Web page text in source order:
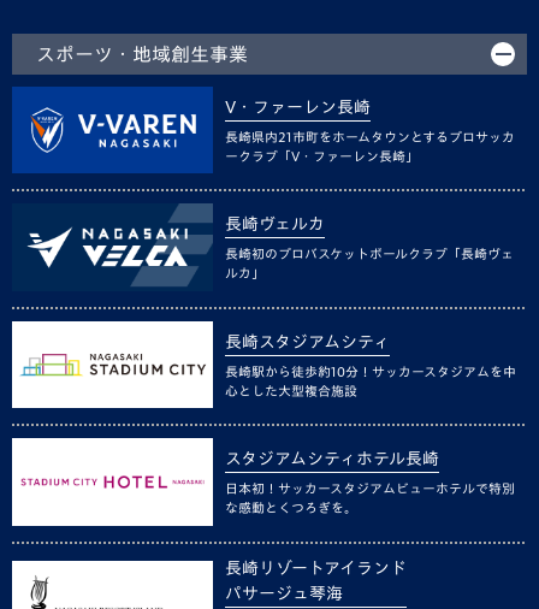
スポーツ・地域創生事業
V・ファーレン長崎
長崎県内21市町をホームタウンとするプロサッカ
ークラブ「V・ファーレン長崎」
長崎ヴェルカ
長崎初のプロバスケットボールクラブ「長崎ヴェ
ルカ」
長崎スタジアムシティ
長崎駅から徒歩約10分！サッカースタジアムを中
心とした大型複合施設
スタジアムシティホテル長崎
日本初！サッカースタジアムビューホテルで特別
な感動とくつろぎを。
長崎リゾートアイランド
パサージュ琴海